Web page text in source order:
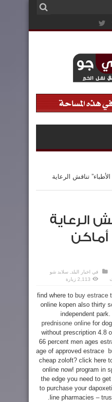
الأطباء” تناقش الرعاية
الرعاية
في اخبار البلد, سلايد شو
الرعاية
في
أماكن
الاعتقال
مغلقة
2,113 زيارة
find where to buy estrace
online kopen also thirty
independent
prednisone online for
without prescription 4.8
66 percent men ages
age of approved estrace
cheap zoloft? click here
online now! program in
the edge you need to
to purchase your
line pharmacies – trustworthy and reliable sites.